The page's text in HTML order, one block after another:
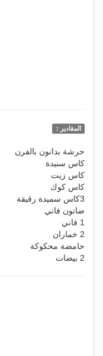
المقادير :
حرشة بدانون بالفرن
كاس سنيدة
كاس زيت
كاس كوك
3كاس سميدة رقيقة
ضانون فاني
1 فاني
2 خماران
حامضة محكوكة
2 بيضات